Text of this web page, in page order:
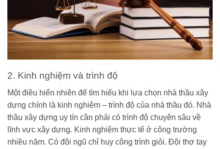
2. Kinh nghiệm và trình độ
Một điều hiển nhiên để tìm hiểu khi lựa chọn nhà thầu xây
dựng chính là kinh nghiệm – trình độ của nhà thầu đó. Nhà
thầu xây dựng uy tín cần phải có trình độ chuyên sâu về
lĩnh vực xây dựng. Kinh nghiệm thực tế ở công trường
nhiều năm. Có đội ngũ chỉ huy công trình giỏi. Đội thợ tay